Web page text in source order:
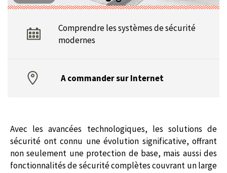
Comprendre les systèmes de sécurité
modernes
A commander sur Internet
Avec les avancées technologiques, les solutions de
sécurité ont connu une évolution significative, offrant
non seulement une protection de base, mais aussi des
fonctionnalités de sécurité complètes couvrant un large